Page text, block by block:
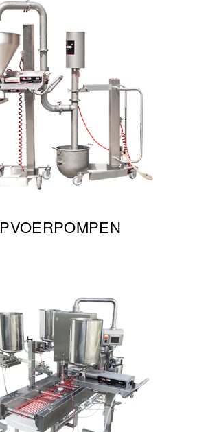
PVOERPOMPEN